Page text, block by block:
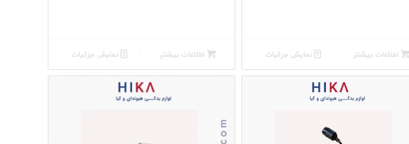
اطلاعات بیشتر نمایش جزئیات اطلاعات بیشتر نمایش جزئیات